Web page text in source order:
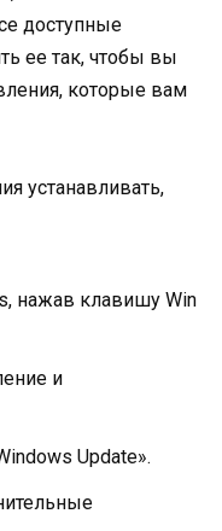
доступные
ее так, чтобы вы
которые вам
устанавливать,
нажав клавишу Win
и
Update».